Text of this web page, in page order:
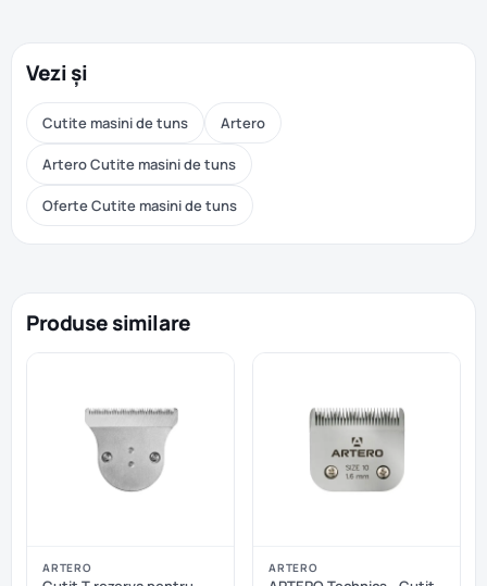
Vezi și
Cutite masini de tuns Artero
Artero Cutite masini de tuns
Oferte Cutite masini de tuns
Produse similare
ARTERO ARTERO